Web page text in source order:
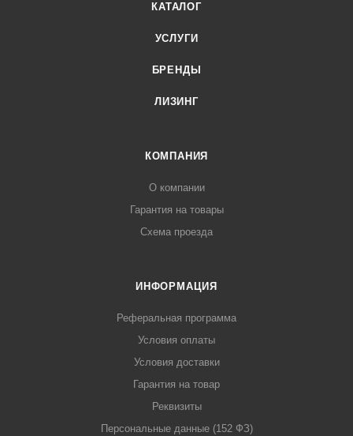
КАТАЛОГ
УСЛУГИ
БРЕНДЫ
ЛИЗИНГ
КОМПАНИЯ
О компании
Гарантия на товары
Схема проезда
ИНФОРМАЦИЯ
Реферальная программа
Условия оплаты
Условия доставки
Гарантия на товар
Реквизиты
Персональные данные (152 ФЗ)